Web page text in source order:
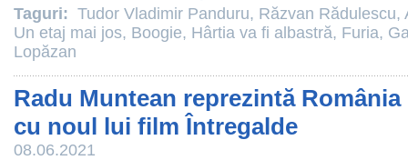
Taguri: Tudor Vladimir Panduru, Răzvan Rădulescu,
Un etaj mai jos, Boogie, Hârtia va fi albastră, Furia,
Lopăzan
Radu Muntean reprezintă România
cu noul lui film Întregalde
08.06.2021